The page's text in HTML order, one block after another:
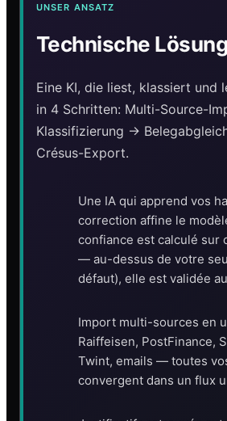
UNSER ANSATZ
Technische Lösung
Eine KI, die liest, klassiert und
in 4 Schritten: Multi-Source-
Klassifizierung →
Crésus-Export.
Une IA qui apprend vos
correction affine le
confiance est calculé sur
— au-dessus de votre
défaut), elle est validée
Import multi-sources en
Raiffeisen, PostFinance,
Twint, emails — toutes
convergent dans un flux